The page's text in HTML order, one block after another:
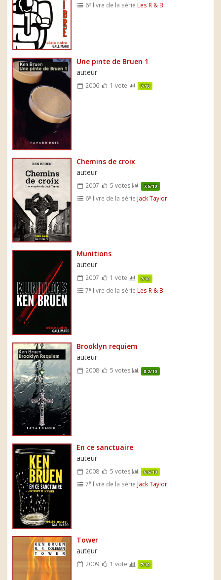
6e livre de la série Les R & B
Une pinte de Bruen 1
auteur
2006 1 vote 7/10
Chemins de croix
auteur
2007 5 votes 7.6/10
6e livre de la série Jack Taylor
Munitions
auteur
2007 1 vote 7/10
7e livre de la série Les R & B
Brooklyn requiem
auteur
2008 5 votes 8.2/10
En ce sanctuaire
auteur
2008 5 votes 6.6/10
7e livre de la série Jack Taylor
Tower
auteur
2009 1 vote 7/10